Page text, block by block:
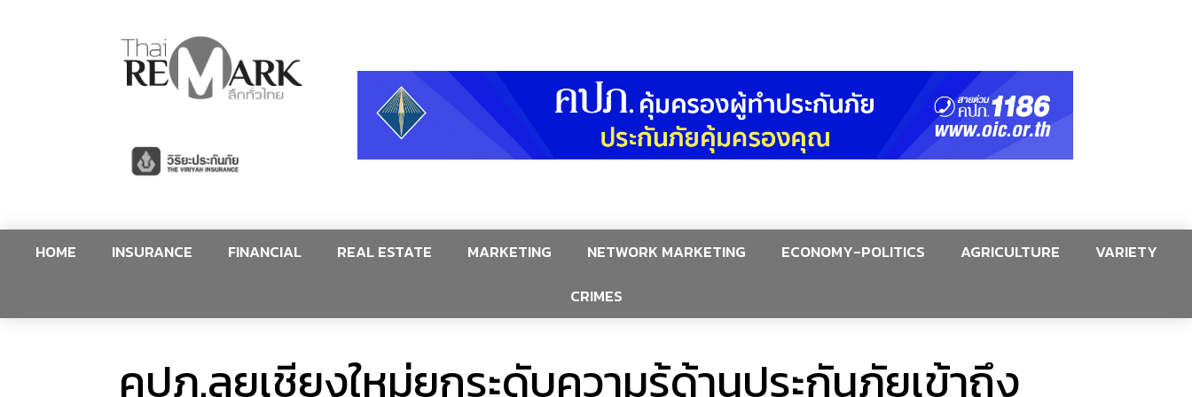
HOME INSURANCE FINANCIAL REAL ESTATE MARKETING NETWORK MARKETING ECONOMY-POLITICS AGRICULTURE
VARIETY
CRIMES
คปภ.ลุยเชียงใหม่ยกระดับความรู้ด้านประกันภัยเข้าถึง